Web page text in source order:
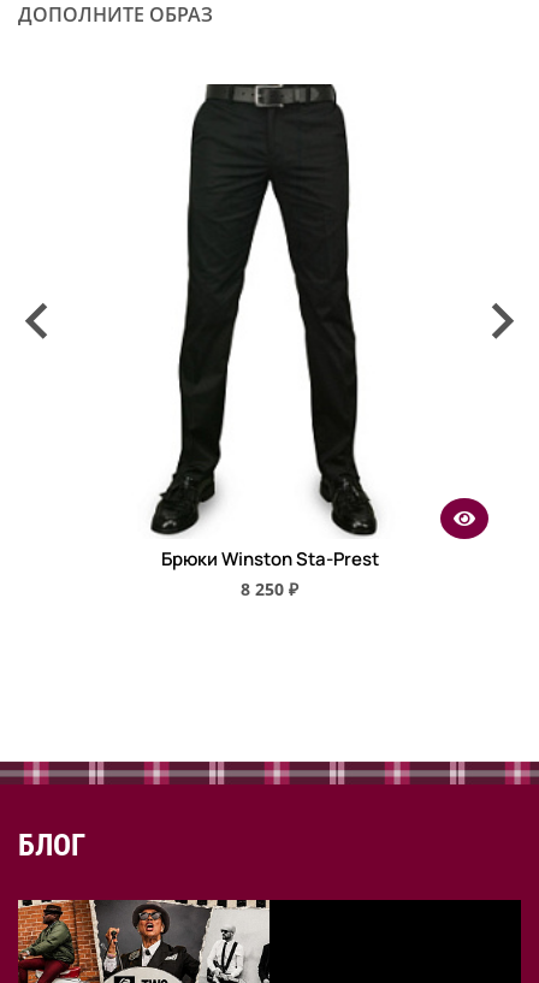
ДОПОЛНИТЕ ОБРАЗ
Брюки Winston Sta-Prest
8 250 ₽
БЛОГ